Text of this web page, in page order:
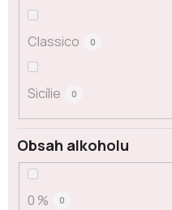
Classico 0
Sicílie 0
Obsah alkoholu
0 % 0